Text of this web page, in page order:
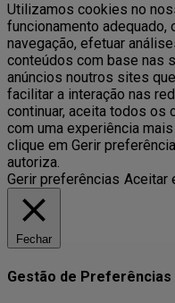
Utilizamos cookies no
funcionamento adequado,
navegação, efetuar
conteúdos com base nas
anúncios noutros sites
facilitar a interação nas
continuar, aceita todos os
com uma experiência
clique em Gerir
autoriza.
Gerir preferências Aceitar
Fechar
Gestão de Preferências